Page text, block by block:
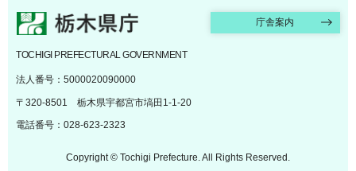
栃木県庁 庁舎案内
TOCHIGI PREFECTURAL GOVERNMENT
法人番号：5000020090000
〒320-8501 栃木県宇都宮市塙田1-1-20
電話番号：028-623-2323
Copyright © Tochigi Prefecture. All Rights Reserved.